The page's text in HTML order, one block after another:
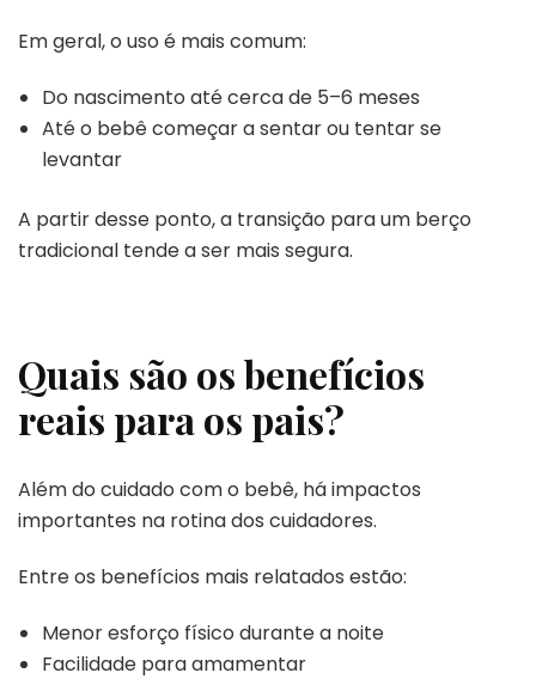
Em geral, o uso é mais comum:
Do nascimento até cerca de 5–6 meses
Até o bebê começar a sentar ou tentar se
levantar
A partir desse ponto, a transição para um berço
tradicional tende a ser mais segura.
Quais são os benefícios
reais para os pais?
Além do cuidado com o bebê, há impactos
importantes na rotina dos cuidadores.
Entre os benefícios mais relatados estão:
Menor esforço físico durante a noite
Facilidade para amamentar